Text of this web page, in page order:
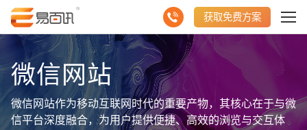
获取免费方案
微信网站
微信网站作为移动互联网时代的重要产物，其核心在于与微
信平台深度融合，为用户提供便捷、高效的浏览与交互体